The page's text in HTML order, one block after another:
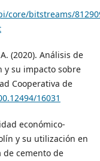
core/bitstreams/
(2020). Análisis de
y su impacto sobre
Cooperativa de
16031
económico-
y su utilización en
de cemento de